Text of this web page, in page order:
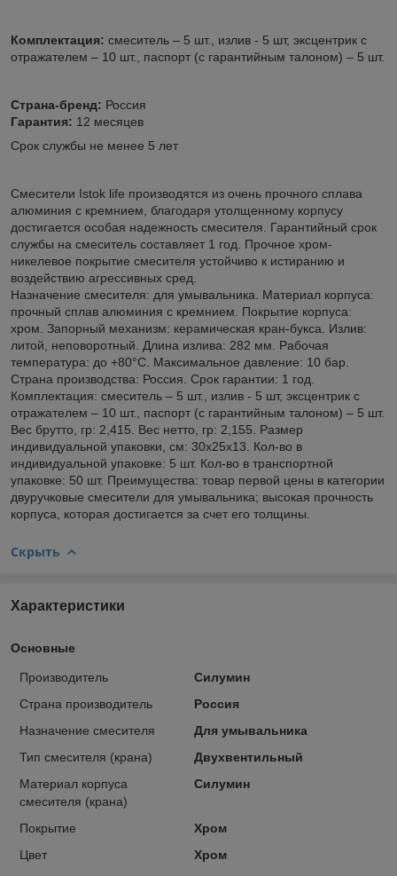
Комплектация: смеситель – 5 шт., излив - 5 шт, эксцентрик с
отражателем – 10 шт., паспорт (с гарантийным талоном) – 5 шт.
Страна-бренд: Россия
Гарантия: 12 месяцев
Срок службы не менее 5 лет
Cмесители Istok life производятся из очень прочного сплава
алюминия с кремнием, благодаря утолщенному корпусу
достигается особая надежность смесителя. Гарантийный срок
службы на смеситель составляет 1 год. Прочное хром-
никелевое покрытие смесителя устойчиво к истиранию и
воздействию агрессивных сред.
Назначение смесителя: для умывальника. Материал корпуса:
прочный сплав алюминия с кремнием. Покрытие корпуса:
хром. Запорный механизм: керамическая кран-букса. Излив:
литой, неповоротный. Длина излива: 282 мм. Рабочая
температура: до +80°С. Максимальное давление: 10 бар.
Страна производства: Россия. Срок гарантии: 1 год.
Комплектация: смеситель – 5 шт., излив - 5 шт, эксцентрик с
отражателем – 10 шт., паспорт (с гарантийным талоном) – 5 шт.
Вес брутто, гр: 2,415. Вес нетто, гр: 2,155. Размер
индивидуальной упаковки, см: 30x25x13. Кол-во в
индивидуальной упаковке: 5 шт. Кол-во в транспортной
упаковке: 50 шт. Преимущества: товар первой цены в категории
двуручковые смесители для умывальника; высокая прочность
корпуса, которая достигается за счет его толщины.
Скрыть
Характеристики
Основные
Производитель
Силумин
Страна производитель
Россия
Назначение смесителя
Для умывальника
Тип смесителя (крана)
Двухвентильный
Материал корпуса
смесителя (крана)
Силумин
Покрытие
Хром
Цвет
Хром